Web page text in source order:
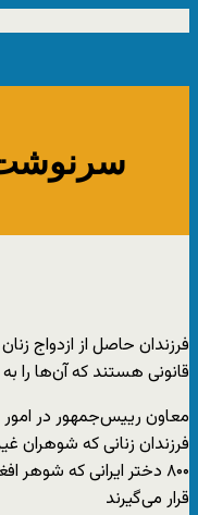
فرزندان حاصل از ازدواج
قانونی هستند که آن‌ها را
معاون رییس‌‌‌جمهور در امور
فرزندان زنانی که شوهران
۸۰۰ دختر ایرانی که
قرار می‌گیرند